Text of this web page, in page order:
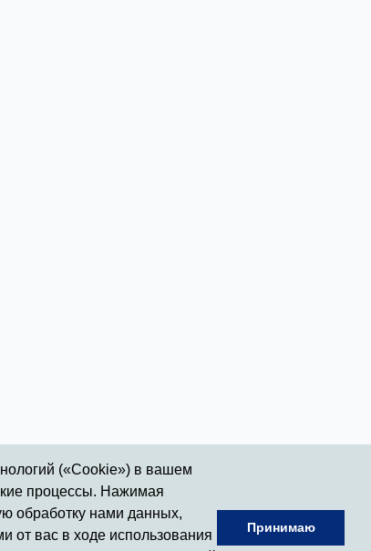
(«Cookie») в вашем
процессы. Нажимая
обработку нами данных,
от вас в ходе использования
Принимаю